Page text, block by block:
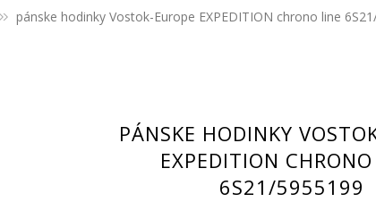
pánske hodinky Vostok-Europe EXPEDITION chrono line
PÁNSKE HODINKY
EXPEDITION
6S21/5955199